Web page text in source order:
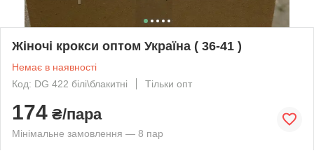
Жіночі крокси оптом Україна ( 36-41 )
Немає в наявності
Код: DG 422 білі\блакитні
Тільки опт
174 ₴/пара
Мінімальне замовлення — 8 пар